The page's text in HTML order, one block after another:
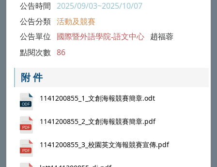
公告時間 2025/09/03~2025/10/07
公告分類 活動及競賽
公告單位 國際暨外語學院-語文中心 趙福蓉
點閱次數 86
附 件
1141200855_1_文創海報競賽簡章.odt
1141200855_2_文創海報競賽簡章.pdf
1141200855_3_校園英文海報競賽宣傳.pdf